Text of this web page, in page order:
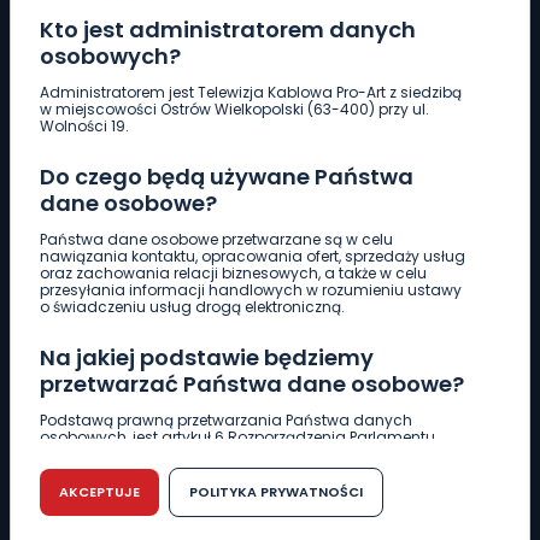
Kto jest administratorem danych
osobowych?
Administratorem jest Telewizja Kablowa Pro-Art z siedzibą
w miejscowości Ostrów Wielkopolski (63-400) przy ul.
Wolności 19.
Do czego będą używane Państwa
dane osobowe?
Państwa dane osobowe przetwarzane są w celu
nawiązania kontaktu, opracowania ofert, sprzedaży usług
oraz zachowania relacji biznesowych, a także w celu
przesyłania informacji handlowych w rozumieniu ustawy
o świadczeniu usług drogą elektroniczną.
Na jakiej podstawie będziemy
przetwarzać Państwa dane osobowe?
Podstawą prawną przetwarzania Państwa danych
osobowych, jest artykuł 6 Rozporządzenia Parlamentu
r. w sprawie ochrony osób fizycznych w związku z
przetwarzaniem danych osobowych w sprawie
swobodnego przepływu takich danych oraz uchylenia
dyrektywy 95/46/WE (RODO).
AKCEPTUJE POLITYKA PRYWATNOŚCI
Pobierz logotyp
661 997 997
REDAKCJA
62 735 22 22redakcja@wlkp24.info
DZIAŁ REKLAMY
62 735 01 85 reklama@wlkp24.info
WIADOMOŚCI
CIEKAWOSTKI